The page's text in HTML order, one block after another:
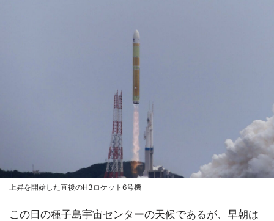
上昇を開始した直後のH3ロケット6号機
この日の種子島宇宙センターの天候であるが、早朝は